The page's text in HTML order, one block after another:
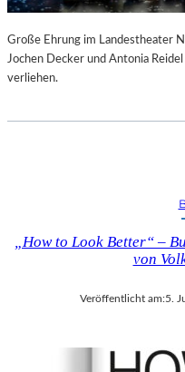
Große Ehrung im Landestheater
Jochen Decker und Antonia
verliehen.
„How to Look Better“ –
von
Veröffentlicht am:5.